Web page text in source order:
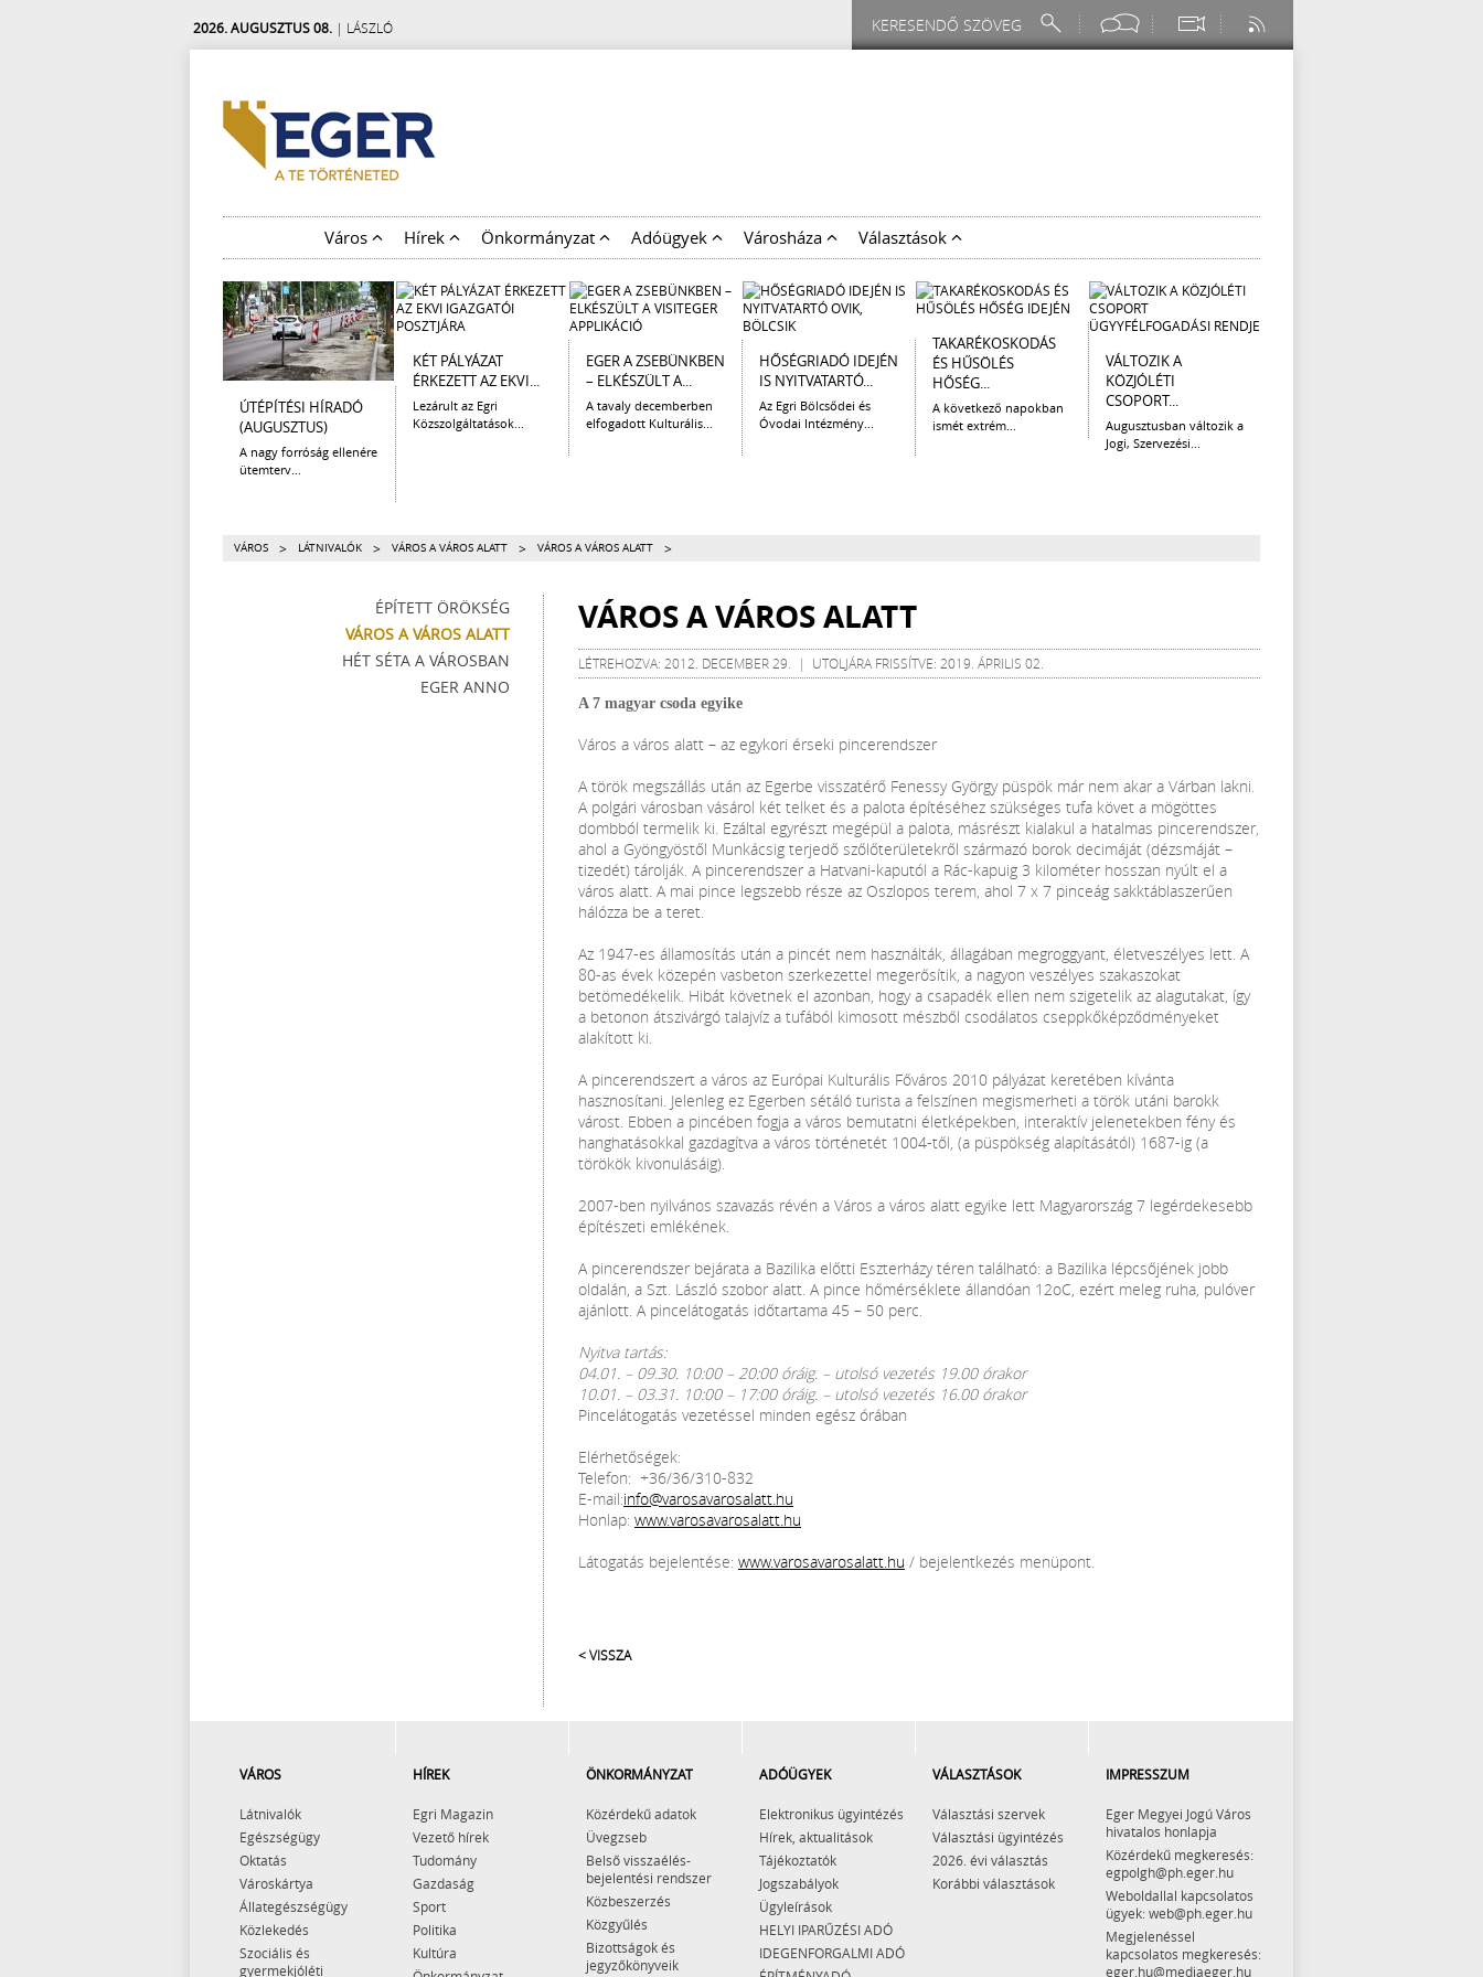
2026. AUGUSZTUS 08. | LÁSZLÓ
Város Hírek Önkormányzat Adóügyek Városháza Választások
ÚTÉPÍTÉSI HÍRADÓ
(AUGUSZTUS)
A nagy forróság ellenére
ütemterv...
KÉT PÁLYÁZAT
ÉRKEZETT AZ EKVI...
Lezárult az Egri
Közszolgáltatások...
EGER A ZSEBÜNKBEN
– ELKÉSZÜLT A...
A tavaly decemberben
elfogadott Kulturális...
HŐSÉGRIADÓ IDEJÉN
IS NYITVATARTÓ...
Az Egri Bölcsődei és
Óvodai Intézmény...
TAKARÉKOSKODÁS
ÉS HŰSÖLÉS
HŐSÉG...
A következő napokban
ismét extrém...
VÁLTOZIK A
KÖZJÓLÉTI
CSOPORT...
Augusztusban változik a
Jogi, Szervezési...
VÁROS > LÁTNIVALÓK > VÁROS A VÁROS ALATT > VÁROS A VÁROS ALATT >
ÉPÍTETT ÖRÖKSÉG
VÁROS A VÁROS ALATT
HÉT SÉTA A VÁROSBAN
EGER ANNO
VÁROS A VÁROS ALATT
LÉTREHOZVA: 2012. DECEMBER 29. | UTOLJÁRA FRISSÍTVE: 2019. ÁPRILIS 02.
A 7 magyar csoda egyike
Város a város alatt – az egykori érseki pincerendszer
A török megszállás után az Egerbe visszatérő Fenessy György püspök már nem akar a Várban lakni.
A polgári városban vásárol két telket és a palota építéséhez szükséges tufa követ a mögöttes
dombból termelik ki. Ezáltal egyrészt megépül a palota, másrészt kialakul a hatalmas pincerendszer,
ahol a Gyöngyöstől Munkácsig terjedő szőlőterületekről származó borok decimáját (dézsmáját –
tizedét) tárolják. A pincerendszer a Hatvani-kaputól a Rác-kapuig 3 kilométer hosszan nyúlt el a
város alatt. A mai pince legszebb része az Oszlopos terem, ahol 7 x 7 pinceág sakktáblaszerűen
hálózza be a teret.
Az 1947-es államosítás után a pincét nem használták, állagában megroggyant, életveszélyes lett. A
80-as évek közepén vasbeton szerkezettel megerősítik, a nagyon veszélyes szakaszokat
betömedékelik. Hibát követnek el azonban, hogy a csapadék ellen nem szigetelik az alagutakat, így
a betonon átszivárgó talajvíz a tufából kimosott mészből csodálatos cseppkőképződményeket
alakított ki.
A pincerendszert a város az Európai Kulturális Főváros 2010 pályázat keretében kívánta
hasznosítani. Jelenleg ez Egerben sétáló turista a felszínen megismerheti a török utáni barokk
várost. Ebben a pincében fogja a város bemutatni életképekben, interaktív jelenetekben fény és
hanghatásokkal gazdagítva a város történetét 1004-től, (a püspökség alapításától) 1687-ig (a
törökök kivonulásáig).
2007-ben nyilvános szavazás révén a Város a város alatt egyike lett Magyarország 7 legérdekesebb
építészeti emlékének.
A pincerendszer bejárata a Bazilika előtti Eszterházy téren található: a Bazilika lépcsőjének jobb
oldalán, a Szt. László szobor alatt. A pince hőmérséklete állandóan 12oC, ezért meleg ruha, pulóver
ajánlott. A pincelátogatás időtartama 45 – 50 perc.
Nyitva tartás:
04.01. – 09.30. 10:00 – 20:00 óráig. – utolsó vezetés 19.00 órakor
10.01. – 03.31. 10:00 – 17:00 óráig. – utolsó vezetés 16.00 órakor
Pincelátogatás vezetéssel minden egész órában
Elérhetőségek:
Telefon: +36/36/310-832
E-mail:info@varosavarosalatt.hu
Honlap: www.varosavarosalatt.hu
Látogatás bejelentése: www.varosavarosalatt.hu / bejelentkezés menüpont.
< VISSZA
VÁROS
Látnivalók
Egészségügy
Oktatás
Városkártya
Állategészségügy
Közlekedés
Szociális és
gyermekjóléti
HÍREK
Egri Magazin
Vezető hírek
Tudomány
Gazdaság
Sport
Politika
Kultúra
ÖNKORMÁNYZAT
Közérdekű adatok
Üvegzseb
Belső visszaélés-
bejelentési rendszer
Közbeszerzés
Közgyűlés
Bizottságok és
jegyzőkönyveik
ADÓÜGYEK
Elektronikus ügyintézés
Hírek, aktualitások
Tájékoztatók
Jogszabályok
Ügyleírások
HELYI IPARŰZÉSI ADÓ
IDEGENFORGALMI ADÓ
VÁLASZTÁSOK
Választási szervek
Választási ügyintézés
2026. évi választás
Korábbi választások
IMPRESSZUM
Eger Megyei Jogú Város
hivatalos honlapja
Közérdekű megkeresés:
egpolgh@ph.eger.hu
Weboldallal kapcsolatos
ügyek: web@ph.eger.hu
Megjelenéssel
kapcsolatos megkeresés:
eger.hu@mediaeger.hu